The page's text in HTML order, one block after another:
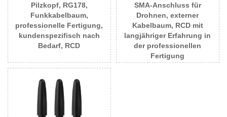
Pilzkopf, RG178,
Funkkabelbaum,
professionelle Fertigung,
kundenspezifisch nach
Bedarf, RCD
SMA-Anschluss für
Drohnen, externer
Kabelbaum, RCD mit
langjähriger Erfahrung in
der professionellen
Fertigung